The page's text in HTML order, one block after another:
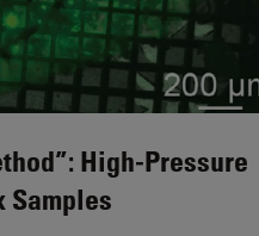
High-Pressure
Samples